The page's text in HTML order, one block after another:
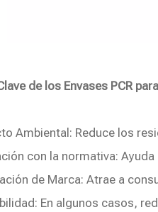
de los Envases PCR
Ambiental: Reduce los
con la normativa:
de Marca: Atrae a
En algunos casos,